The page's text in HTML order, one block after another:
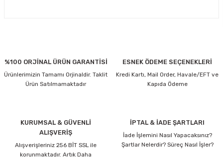
%100 ORJİNAL ÜRÜN GARANTİSİ
Ürünlerimizin Tamamı Orjinaldir. Taklit
Ürün Satılmamaktadır
ESNEK ÖDEME SEÇENEKLERİ
Kredi Kartı, Mail Order, Havale/EFT ve
Kapıda Ödeme
KURUMSAL & GÜVENLİ
ALIŞVERİŞ
Alışverişleriniz 256 BİT SSL ile
korunmaktadır. Artık Daha
İPTAL & İADE ŞARTLARI
İade İşlemini Nasıl Yapacaksınız?
Şartlar Nelerdir? Süreç Nasıl İşler?